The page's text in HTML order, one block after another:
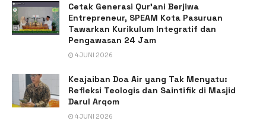
Cetak Generasi Qur’ani Berjiwa
Entrepreneur, SPEAM Kota Pasuruan
Tawarkan Kurikulum Integratif dan
Pengawasan 24 Jam
4 JUNI 2026
Keajaiban Doa Air yang Tak Menyatu:
Refleksi Teologis dan Saintifik di Masjid
Darul Arqom
4 JUNI 2026